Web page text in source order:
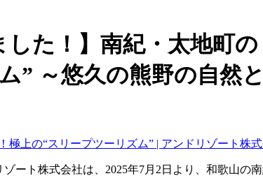
した！】南紀・太地町
” ～悠久の熊野の自然
上の“スリープツーリズム” | アンドリゾート株
ート株式会社は、2025年7月2日より、和歌山